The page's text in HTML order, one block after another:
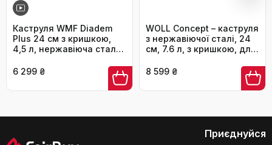
Каструля WMF Diadem
Plus 24 см з кришкою,
4,5 л, нержавіюча сталь,
покриття, макарони
6 299 ₴
WOLL Concept – каструля
з нержавіючої сталі, 24
см, 7.6 л, з кришкою, для
до 200°C
8 599 ₴
Приєднуйся